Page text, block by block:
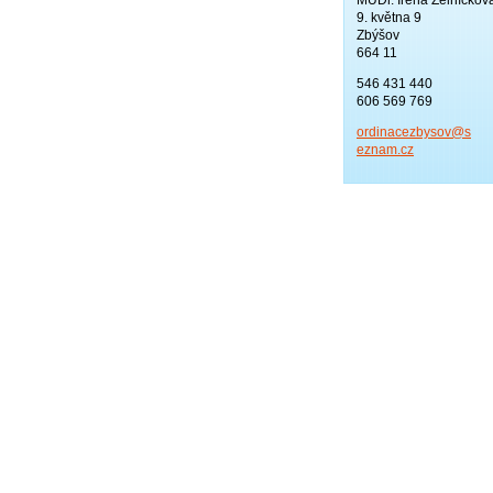
9. května 9
Zbýšov
664 11
546 431 440
606 569 769
ordinacezbysov@s
eznam.cz